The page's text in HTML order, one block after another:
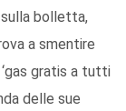
bolletta,
a smentire
gratis a tutti
delle sue